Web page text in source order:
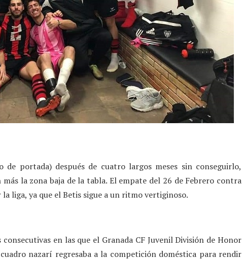
de portada) después de cuatro largos meses sin conseguirlo,
la zona baja de la tabla. El empate del 26 de Febrero contra
liga, ya que el Betis sigue a un ritmo vertiginoso.
consecutivas en las que el Granada CF Juvenil División de Honor
nazarí regresaba a la competición doméstica para rendir